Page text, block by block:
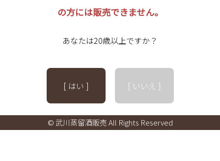
の方には販売できません。
あなたは20歳以上ですか？
[ はい ] [ いいえ ]
© 武川蒸留酒販売 All Rights Reserved